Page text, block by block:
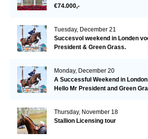
€74.000,-
Tuesday, December 21
Succesvol weekend in Londen
President & Green Grass.
Monday, December 20
A Successful Weekend in
Hello Mr President and Green
Thursday, November 18
Stallion Licensing tour